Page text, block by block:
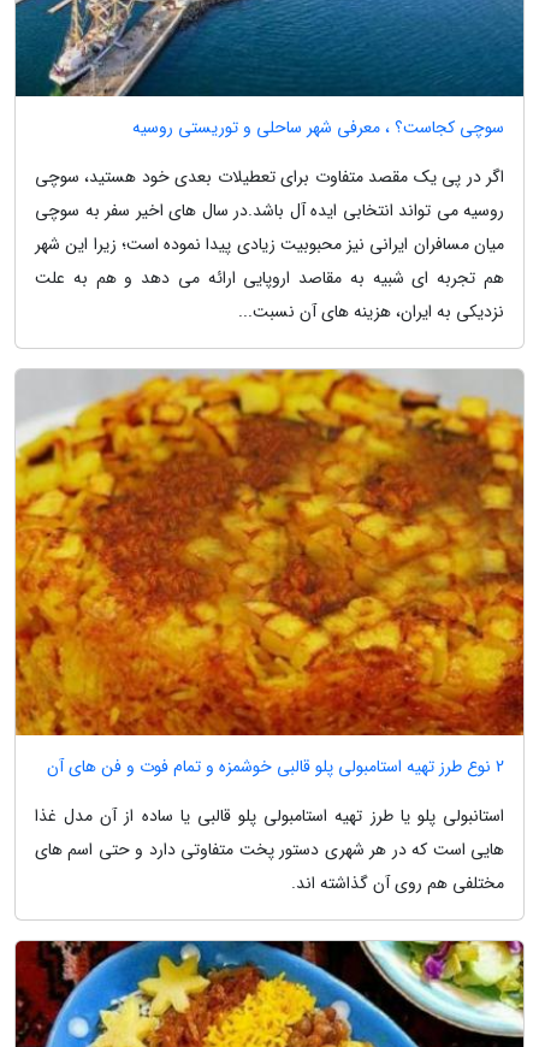
سوچی کجاست؟ ، معرفی شهر ساحلی و توریستی روسیه
اگر در پی یک مقصد متفاوت برای تعطیلات بعدی خود هستید، سوچی
روسیه می تواند انتخابی ایده آل باشد.در سال های اخیر سفر به سوچی
میان مسافران ایرانی نیز محبوبیت زیادی پیدا نموده است؛ زیرا این شهر
هم تجربه ای شبیه به مقاصد اروپایی ارائه می دهد و هم به علت
نزدیکی به ایران، هزینه های آن نسبت...
2 نوع طرز تهیه استامبولی پلو قالبی خوشمزه و تمام فوت و فن های آن
استانبولی پلو یا طرز تهیه استامبولی پلو قالبی یا ساده از آن مدل غذا
هایی است که در هر شهری دستور پخت متفاوتی دارد و حتی اسم های
مختلفی هم روی آن گذاشته اند.